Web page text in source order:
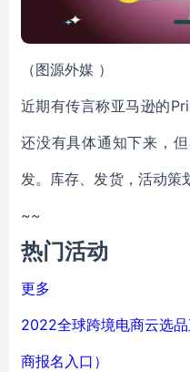
（图源外媒 ）
近期有传言称亚马逊的
还没有具体通知下来，
发。库存、发货，活动策
~~
热门活动
更多
2022全球跨境电商云选
商报名入口）